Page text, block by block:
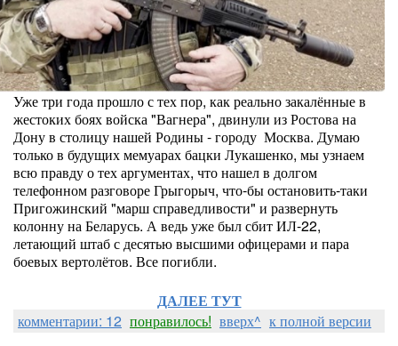
Уже три года прошло с тех пор, как реально закалённые в
жестоких боях войска "Вагнера", двинули из Ростова на
Дону в столицу нашей Родины - городу Москва. Думаю
только в будущих мемуарах бацки Лукашенко, мы узнаем
всю правду о тех аргументах, что нашел в долгом
телефонном разговоре Грыгорыч, что-бы остановить-таки
Пригожинский "марш справедливости" и развернуть
колонну на Беларусь. А ведь уже был сбит ИЛ-22,
летающий штаб с десятью высшими офицерами и пара
боевых вертолётов. Все погибли.
ДАЛЕЕ ТУТ
комментарии: 12 понравилось! вверх^ к полной версии